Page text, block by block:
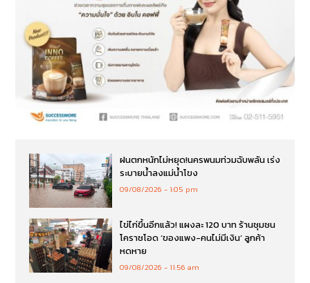
ฝนตกหนักไม่หยุด!นครพนมท่วมฉับพลัน เร่ง
ระบายน้ำลงแม่น้ำโขง
09/08/2026 1:05 pm
ไข่ไก่ขึ้นอีกแล้ว! แผงละ 120 บาท ร้านชุมชน
โคราชโอด ‘ของแพง-คนไม่มีเงิน’ ลูกค้า
หดหาย
09/08/2026 11:56 am